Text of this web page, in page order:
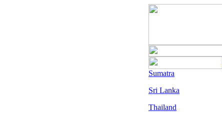
Sumatra
Sri Lanka
Thailand